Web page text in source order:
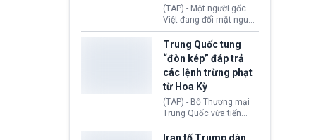
(TAP) - Một người gốc
Việt đang đối mặt nguy
cơ bị trục xuất khỏi Hoa
Kỳ sau khi đã chấp hành
xong bản án liên quan
đến tội ác từ hơn 30
năm trước tại California.
Trung Quốc tung
“đòn kép” đáp trả
các lệnh trừng phạt
từ Hoa Kỳ
(TAP) - Bộ Thương mại
Trung Quốc vừa tiến
hành áp đặt lệnh trừng
phạt lên hàng loạt thực